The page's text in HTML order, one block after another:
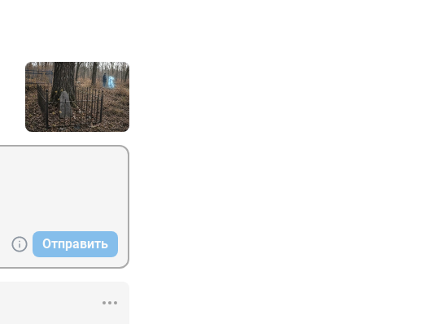
Отправить